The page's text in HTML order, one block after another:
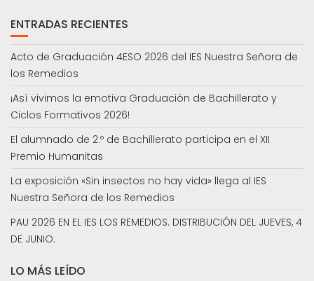
ENTRADAS RECIENTES
Acto de Graduación 4ESO 2026 del IES Nuestra Señora de
los Remedios
¡Así vivimos la emotiva Graduación de Bachillerato y
Ciclos Formativos 2026!
El alumnado de 2.º de Bachillerato participa en el XII
Premio Humanitas
La exposición «Sin insectos no hay vida» llega al IES
Nuestra Señora de los Remedios
PAU 2026 EN EL IES LOS REMEDIOS. DISTRIBUCIÓN DEL JUEVES, 4
DE JUNIO.
LO MÁS LEÍDO